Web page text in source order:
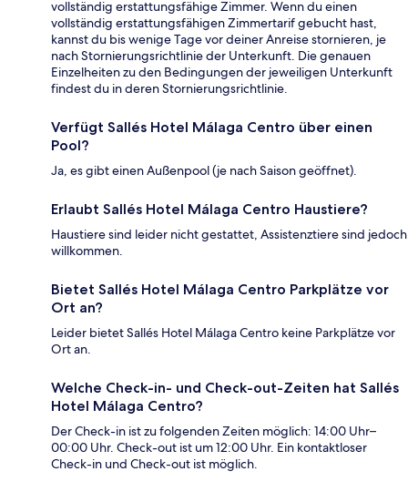
vollständig erstattungsfähige Zimmer. Wenn du einen
vollständig erstattungsfähigen Zimmertarif gebucht hast,
kannst du bis wenige Tage vor deiner Anreise stornieren, je
nach Stornierungsrichtlinie der Unterkunft. Die genauen
Einzelheiten zu den Bedingungen der jeweiligen Unterkunft
findest du in deren Stornierungsrichtlinie.
Verfügt Sallés Hotel Málaga Centro über einen
Pool?
Ja, es gibt einen Außenpool (je nach Saison geöffnet).
Erlaubt Sallés Hotel Málaga Centro Haustiere?
Haustiere sind leider nicht gestattet, Assistenztiere sind jedoch
willkommen.
Bietet Sallés Hotel Málaga Centro Parkplätze vor
Ort an?
Leider bietet Sallés Hotel Málaga Centro keine Parkplätze vor
Ort an.
Welche Check-in- und Check-out-Zeiten hat Sallés
Hotel Málaga Centro?
Der Check-in ist zu folgenden Zeiten möglich: 14:00 Uhr–
00:00 Uhr. Check-out ist um 12:00 Uhr. Ein kontaktloser
Check-in und Check-out ist möglich.